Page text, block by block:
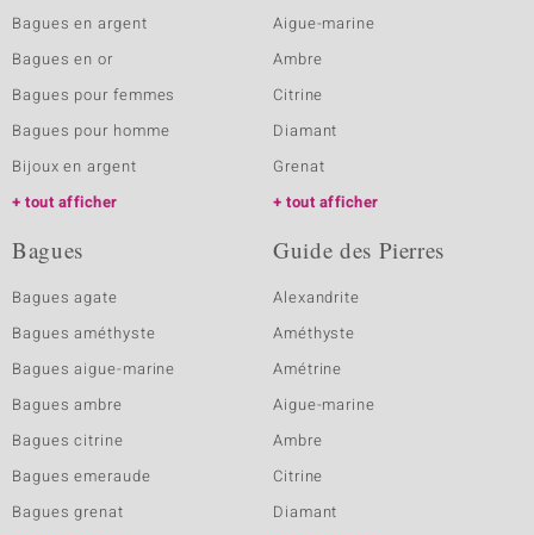
Bagues en argent
Bagues en or
Bagues pour femmes
Bagues pour homme
Bijoux en argent
tout afficher
Aigue-marine
Ambre
Citrine
Diamant
Grenat
tout afficher
Bagues
Bagues agate
Bagues améthyste
Bagues aigue-marine
Bagues ambre
Bagues citrine
Bagues emeraude
Bagues grenat
Guide des Pierres
Alexandrite
Améthyste
Amétrine
Aigue-marine
Ambre
Citrine
Diamant